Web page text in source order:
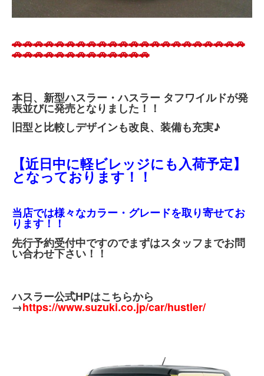
🚗🚗🚗🚗🚗🚗🚗🚗🚗🚗🚗🚗🚗🚗🚗🚗🚗🚗🚗🚗🚗🚗
🚗🚗🚗🚗🚗🚗🚗🚗🚗🚗🚗🚗🚗
本日、新型ハスラー・ハスラー タフワイルドが発
表並びに発売となりました！！
旧型と比較しデザインも改良、装備も充実♪
【近日中に軽ビレッジにも入荷予定】
となっております！！
当店では様々なカラー・グレードを取り寄せてお
ります！！
先行予約受付中ですのでまずはスタッフまでお問
い合わせ下さい！！
ハスラー公式HPはこちらから
→https://www.suzuki.co.jp/car/hustler/